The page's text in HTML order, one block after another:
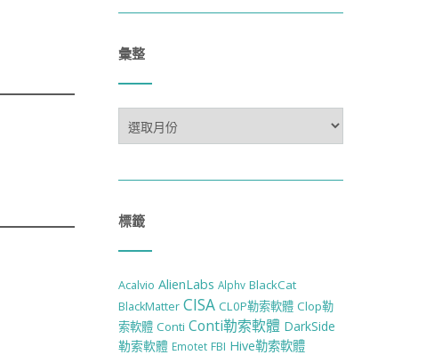
彙整
整
標籤
Acalvio AlienLabs Alphv BlackCat
BlackMatter CISA CL0P勒索軟體 Clop勒
索軟體 Conti Conti勒索軟體 DarkSide
勒索軟體 Emotet FBI Hive勒索軟體